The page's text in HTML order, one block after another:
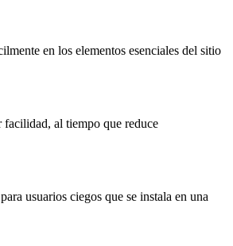
en los elementos esenciales del sitio
al tiempo que reduce
usuarios ciegos que se instala en una